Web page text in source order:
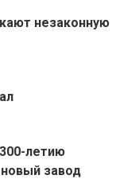
незаконную
летию
новый завод